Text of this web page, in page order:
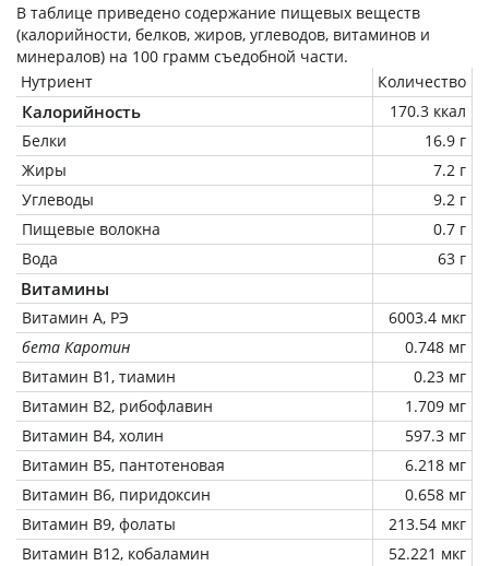
В таблице приведено содержание пищевых веществ
(калорийности, белков, жиров, углеводов, витаминов и
минералов) на 100 грамм съедобной части.
Нутриент
Количество
Калорийность
170.3 ккал
Белки
16.9 г
Жиры
7.2 г
Углеводы
9.2 г
Пищевые волокна
0.7 г
Вода
63 г
Витамины
Витамин А, РЭ
6003.4 мкг
бета Каротин
0.748 мг
Витамин В1, тиамин
0.23 мг
Витамин В2, рибофлавин
1.709 мг
Витамин В4, холин
597.3 мг
Витамин В5, пантотеновая
6.218 мг
Витамин В6, пиридоксин
0.658 мг
Витамин В9, фолаты
213.54 мкг
Витамин В12, кобаламин
52.221 мкг